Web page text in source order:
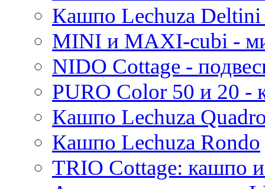
Кашпо Lechuza
MINI и MAXI-cubi -
NIDO Cottage -
PURO Color 50 и 20
Кашпо Lechuza
Кашпо Lechuza Rondo
TRIO Cottage: кашпо